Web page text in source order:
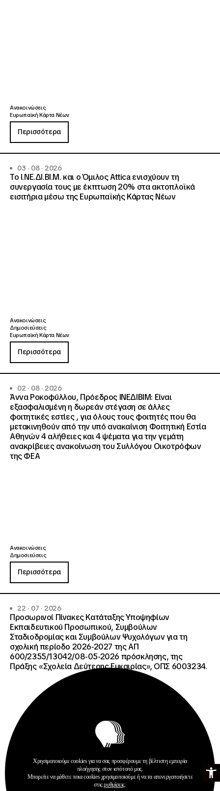
Ανοίξτε
Ανακοινώσεις
Ευρωπαϊκή Κάρτα Νέων
Περισσότερα
03 · 08 · 2026
Το Ι.ΝΕ.ΔΙ.ΒΙ.Μ. και o Όμιλος Attica ενισχύουν τη
συνεργασία τους με έκπτωση 20% στα ακτοπλοϊκά
εισιτήρια μέσω της Ευρωπαϊκής Κάρτας Νέων
Ανακοινώσεις
Δημοσιεύσεις
Ευρωπαϊκή Κάρτα Νέων
Περισσότερα
02 · 08 · 2026
Άννα Ροκοφύλλου, Πρόεδρος ΙΝΕΔΙΒΙΜ: Είναι
εξασφαλισμένη η δωρεάν στέγαση σε άλλες
φοιτητικές εστίες , για όλους τους φοιτητές που θα
μετακινηθούν από την υπό ανακαίνιση Φοιτητική Εστία
Αθηνών 4 αλήθειες και 4 ψέματα για την γεμάτη
ανακρίβειες ανακοίνωση του Συλλόγου Οικοτρόφων
της ΦΕΑ
Ανακοινώσεις
Δημοσιεύσεις
Περισσότερα
22 · 07 · 2026
Προσωρινοί Πίνακες Κατάταξης Υποψηφίων
Εκπαιδευτικού Προσωπικού, Συμβούλων
Σταδιοδρομίας και Συμβούλων Ψυχολόγων για τη
σχολική περίοδο 2026-2027 της ΑΠ
600/2355/13042/08-05-2026 πρόσκλησης, της
Πράξης «Σχολεία Δεύτερης Ευκαιρίας», ΟΠΣ 6003234.
Σχολεία Δεύτερης Ευκαιρίας
Χρησιμοποιούμε cookies για να σας προσφέρουμε τη βέλτιστη εμπειρία
πλοήγησης στον ιστότοπό μας.
Μπορείτε να μάθετε ποια cookies χρησιμοποιούμε ή να τα απενεργοποιήσετε
στιςρυθμίσεις.